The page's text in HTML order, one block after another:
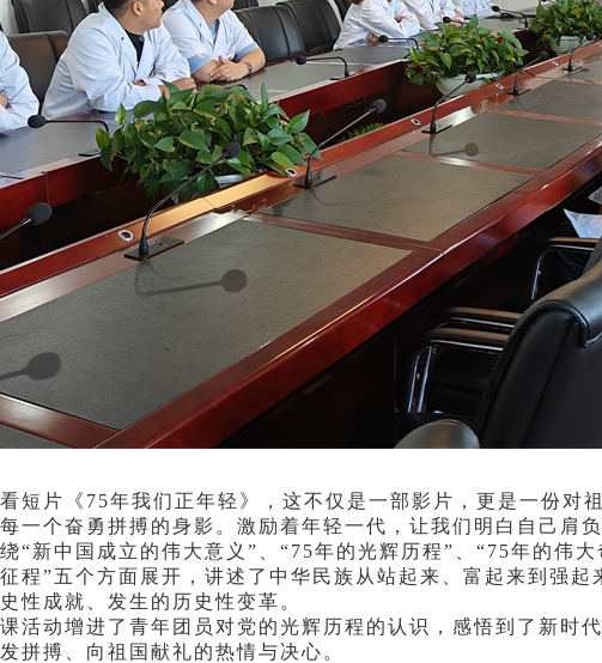
《75年我们正年轻》，这不仅是一部影片，更是一份对
一个奋勇拼搏的身影。激励着年轻一代，让我们明白自己肩
中国成立的伟大意义”、“75年的光辉历程”、“75年的伟大
程”五个方面展开，讲述了中华民族从站起来、富起来到强
性成就、发生的历史性变革。
增进了青年团员对党的光辉历程的认识，感悟到了新时代
拼搏、向祖国献礼的热情与决心。